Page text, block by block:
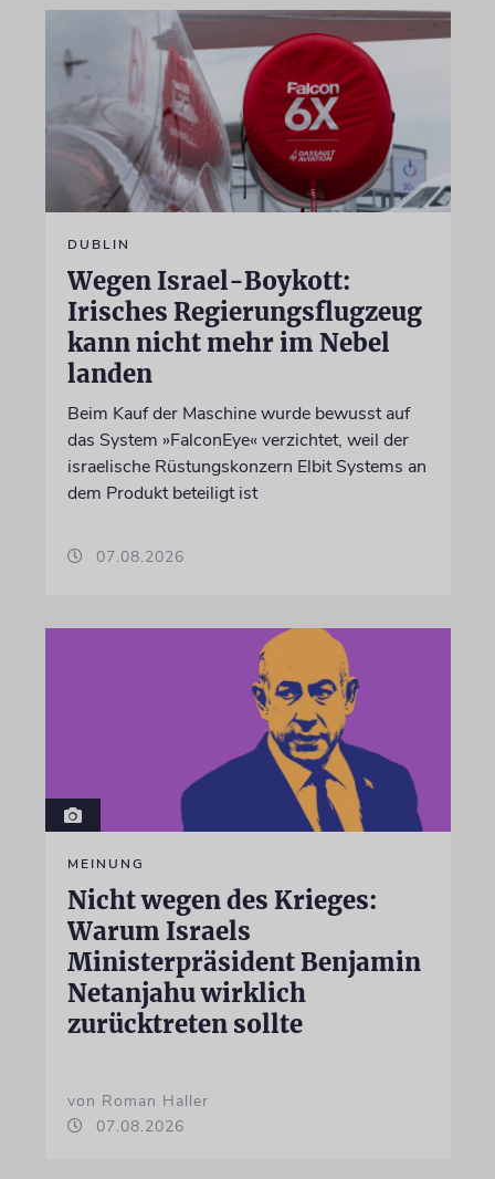
DUBLIN
Wegen Israel-Boykott:
Irisches Regierungsflugzeug
kann nicht mehr im Nebel
landen
Beim Kauf der Maschine wurde bewusst auf
das System »FalconEye« verzichtet, weil der
israelische Rüstungskonzern Elbit Systems an
dem Produkt beteiligt ist
07.08.2026
MEINUNG
Nicht wegen des Krieges:
Warum Israels
Ministerpräsident Benjamin
Netanjahu wirklich
zurücktreten sollte
von Roman Haller
07.08.2026